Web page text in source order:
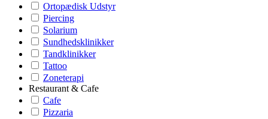
Ortopædisk Udstyr
Piercing
Solarium
Sundhedsklinikker
Tandklinikker
Tattoo
Zoneterapi
Restaurant & Cafe
Cafe
Pizzaria